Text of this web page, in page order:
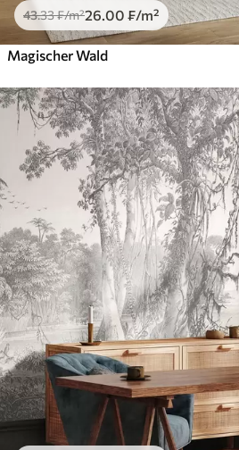
43.33₣/m²26.00 ₣/m²
Magischer Wald